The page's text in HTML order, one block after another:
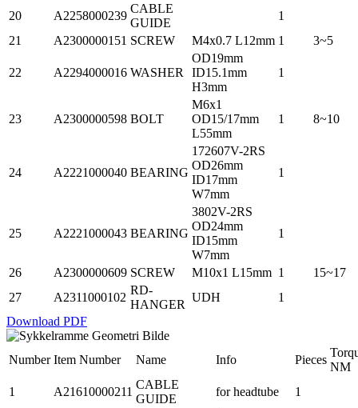
20
A2258000239
CABLE
GUIDE
1
21
A2300000151 SCREW M4x0.7 L12mm 1 3~5
22 A2294000016 WASHER
OD19mm
ID15.1mm
H3mm
1
23 A2300000598 BOLT
M6x1
OD15/17mm
L55mm
1 8~10
24 A2221000040 BEARING
172607V-2RS
OD26mm
ID17mm
W7mm
1
25 A2221000043 BEARING
3802V-2RS
OD24mm
ID15mm
W7mm
1
26 A2300000609 SCREW M10x1 L15mm 1
15~17
27
A2311000102
RD-
HANGER
UDH
1
Download PDF
Number Item Number Name Info Pieces
NM
1
A21610000211
CABLE
GUIDE
for headtube 1